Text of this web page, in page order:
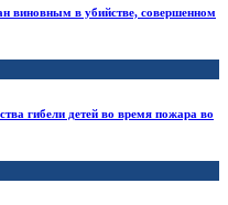
виновным в убийстве, совершенном
гибели детей во время пожара во